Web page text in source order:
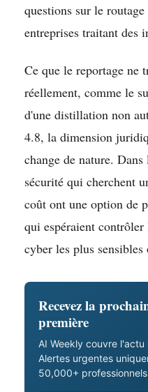
questions sur le
entreprises traitant des
Ce que le reportage ne
réellement, comme le
d'une distillation non
4.8, la dimension
change de nature.
sécurité qui cherchent
coût ont une option de
qui espéraient
cyber les plus
Recevez la
première
AI Weekly couvre
Alertes urgentes
50,000+